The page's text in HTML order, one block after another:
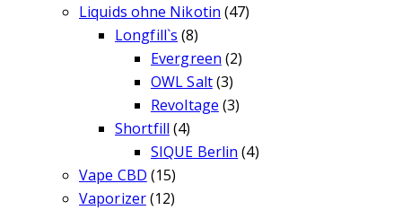
Liquids ohne Nikotin (47)
Longfill`s (8)
Evergreen (2)
OWL Salt(3)
Revoltage (3)
Shortfill (4)
SIQUE Berlin (4)
Vape CBD (15)
Vaporizer(12)